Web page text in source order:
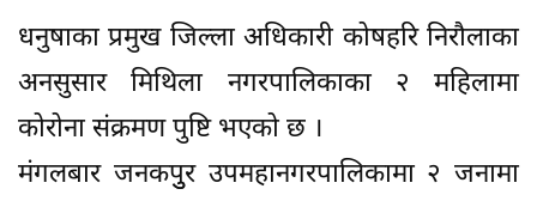
धनुषाका प्रमुख जिल्ला अधिकारी कोषहरि निरौलाका
अनसुसार मिथिला नगरपालिकाका २ महिलामा
कोरोना संक्रमण पुष्टि भएको छ ।
मंगलबार जनकपुुर उपमहानगरपालिकामा २ जनामा